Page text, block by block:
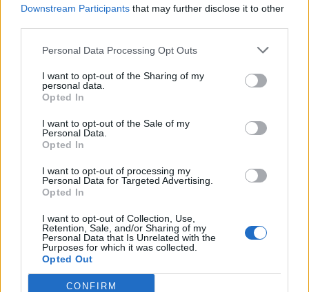
Downstream Participants that may further disclose it to other
Personal Data Processing Opt Outs
I want to opt-out of the Sharing of my
personal data.
Opted In
I want to opt-out of the Sale of my
Personal Data.
Opted In
I want to opt-out of processing my
Personal Data for Targeted Advertising.
Opted In
I want to opt-out of Collection, Use,
Retention, Sale, and/or Sharing of my
Personal Data that Is Unrelated with the
Purposes for which it was collected.
Opted Out
CONFIRM
bod op Gjivai Zechiël?
Been blikt terug op historische afstraffing: "Die
schaamte voel ik nog altijd"
Calvin Stengs opnieuw vader: bijzonder nieuws in
onzekere transferzomer
Zoë Livay raakt draad kwijt tijdens open dag
Feyenoord na storing met autocue
League? PSV en Feyenoord weten dan hun
tegenstanders
Conference League-ophef: Hamrun
uitgeschakeld na omstreden strafschop zonder
VAR